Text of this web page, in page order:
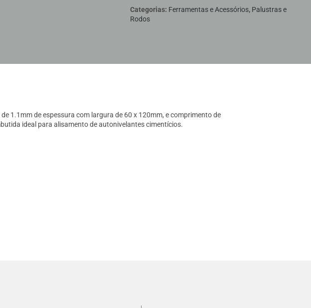
Categorias: Ferramentas e Acessórios, Palustras e
Rodos
1.1mm de espessura com largura de 60 x 120mm, e comprimento de
ideal para alisamento de autonivelantes cimentícios.